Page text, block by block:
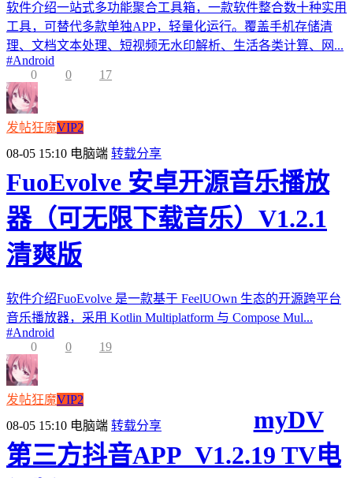
软件介绍一站式多功能聚合工具箱，一款软件整合数十种实用
工具，可替代多款单独APP，轻量化运行。覆盖手机存储清
理、文档文本处理、短视频无水印解析、生活各类计算、网...
#Android
0
0 17
发帖狂魔VIP2
08-05 15:10 电脑端 转载分享
FuoEvolve 安卓开源音乐播放
器（可无限下载音乐）V1.2.1
清爽版
软件介绍FuoEvolve 是一款基于 FeelUOwn 生态的开源跨平台
音乐播放器，采用 Kotlin Multiplatform 与 Compose Mul...
#Android
0
0 19
发帖狂魔VIP2
08-05 15:10 电脑端 转载分享
myDV
第三方抖音APP_V1.2.19 TV电